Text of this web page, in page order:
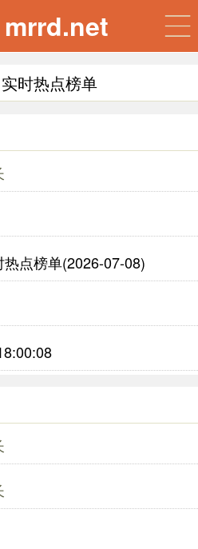
时热点榜单
点榜单(2026-07-08)